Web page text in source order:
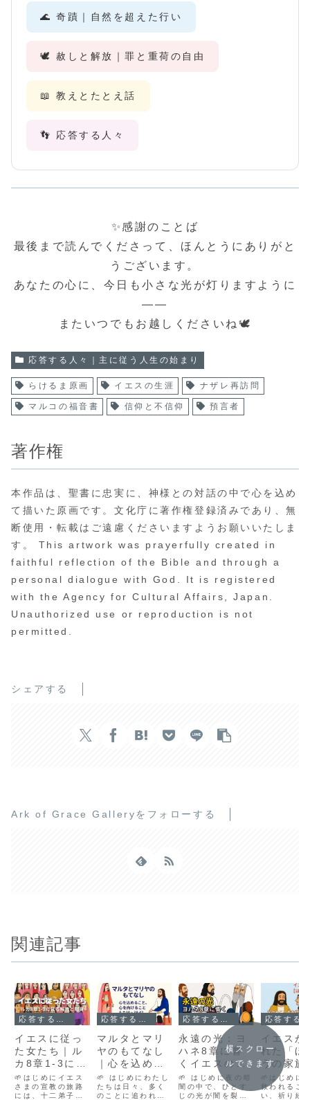
🌊 奇蹟｜自然を超えた行い
🕊️ 赦しと解放｜罪と重荷の自由
📖 教えとたとえ話
👣 応答する人々
✨感謝のことば
最後まで読んでくださって、ほんとうにありがと
うございます。
あなたの心に、今日も小さな光が灯りますように
――
またいつでもお越しくださいね🕊️
応答する人々｜主に従う人生の始まり
らけるま原画 イエスの生涯 ナザレ再訪問
マルコの福音書 信仰と不信仰 預言者
著作権
本作品は、聖書に忠実に、神様との対話の中で心を込め
て描いた原画です。文化庁に著作権登録済みであり、無
断使用・転載はご遠慮くださいますようお願いいたしま
す。 This artwork was prayerfully created in
faithful reflection of the Bible and through a
personal dialogue with God. It is registered
with the Agency for Cultural Affairs, Japan.
Unauthorized use or reproduction is not
permitted.
シェアする
Ark of Grace Galleryをフォローする
関連記事
イエスに従っ
た女たち｜ル
カ8章1-3に見
る解放と献身
🌱はじめにイエス
さまの宣教の旅路
には、十二弟子だ
マルタとマリ
ヤのもてなし
｜心を込める
こと、心を向
けること（ル
🌱 はじめにわたし
たちは日々、多く
のことに追われて
永遠の光：ヨ
ハネ8章に響
くイエスのこ
とば
🌱 はじめに夜の暗
闇の中で、ひとす
じの光が闇を裂く
イエスが
れた「ほ
うの家族
――マタ
章に見る
🌱はじめに
救われるこ
い、祈り続
横スクロー
ルできます